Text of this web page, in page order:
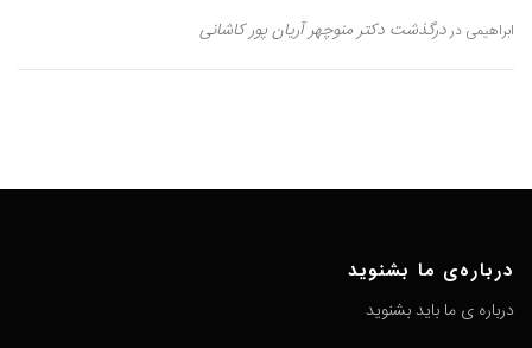
ابراهیمی دردرگذشت دکتر منوچهر آریان پور کاشانی
درباره‌ی ما بشنوید
درباره ی ما باید بشنوید